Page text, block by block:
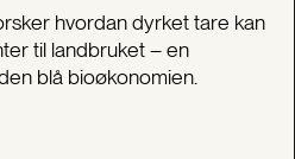
hvordan dyrket tare kan
til landbruket – en
blå bioøkonomien.